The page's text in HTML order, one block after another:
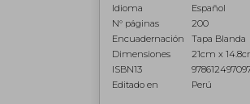
Idioma
Español
N° páginas
200
Encuadernación
Tapa Blanda
Dimensiones
21cm x
ISBN13
Editado en
Perú